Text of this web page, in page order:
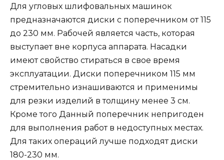
Для угловых шлифовальных машинок
предназначаются диски с поперечником от 115
до 230 мм. Рабочей является часть, которая
выступает вне корпуса аппарата. Насадки
имеют свойство стираться в свое время
эксплуатации. Диски поперечником 115 мм
стремительно изнашиваются и применимы
для резки изделий в толщину менее 3 см.
Кроме того Данный поперечник непригоден
для выполнения работ в недоступных местах.
Для таких операций лучше подходят диски
180-230 мм.